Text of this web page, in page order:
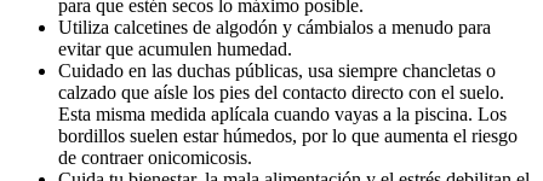
para que estén secos lo máximo posible.
Utiliza calcetines de algodón y cámbialos a menudo para
evitar que acumulen humedad.
Cuidado en las duchas públicas, usa siempre chancletas o
calzado que aísle los pies del contacto directo con el suelo.
Esta misma medida aplícala cuando vayas a la piscina. Los
bordillos suelen estar húmedos, por lo que aumenta el riesgo
de contraer onicomicosis.